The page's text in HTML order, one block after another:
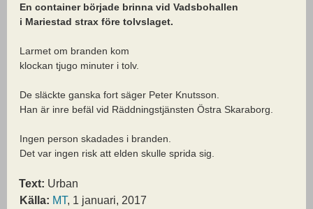
En container började brinna vid Vadsbohallen
i Mariestad strax före tolvslaget.
Larmet om branden kom
klockan tjugo minuter i tolv.
De släckte ganska fort säger Peter Knutsson.
Han är inre befäl vid Räddningstjänsten Östra Skaraborg.
Ingen person skadades i branden.
Det var ingen risk att elden skulle sprida sig.
Text: Urban
Källa: MT, 1 januari, 2017